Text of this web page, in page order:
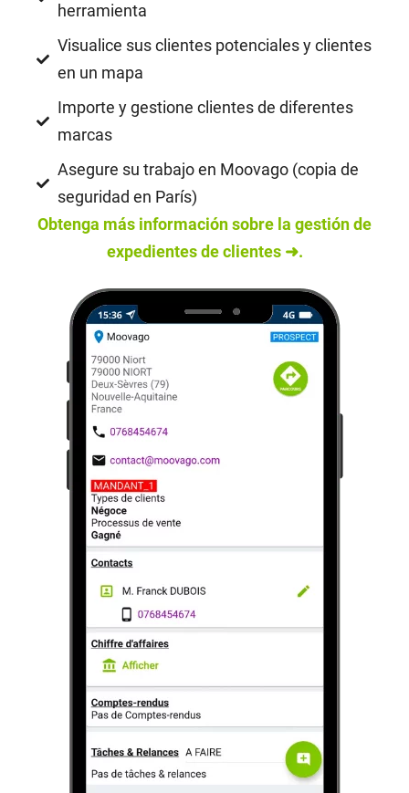
herramienta
Visualice sus clientes potenciales y clientes
en un mapa
Importe y gestione clientes de diferentes
marcas
Asegure su trabajo en Moovago (copia de
seguridad en París)
Obtenga más información sobre la gestión de
expedientes de clientes ➜.